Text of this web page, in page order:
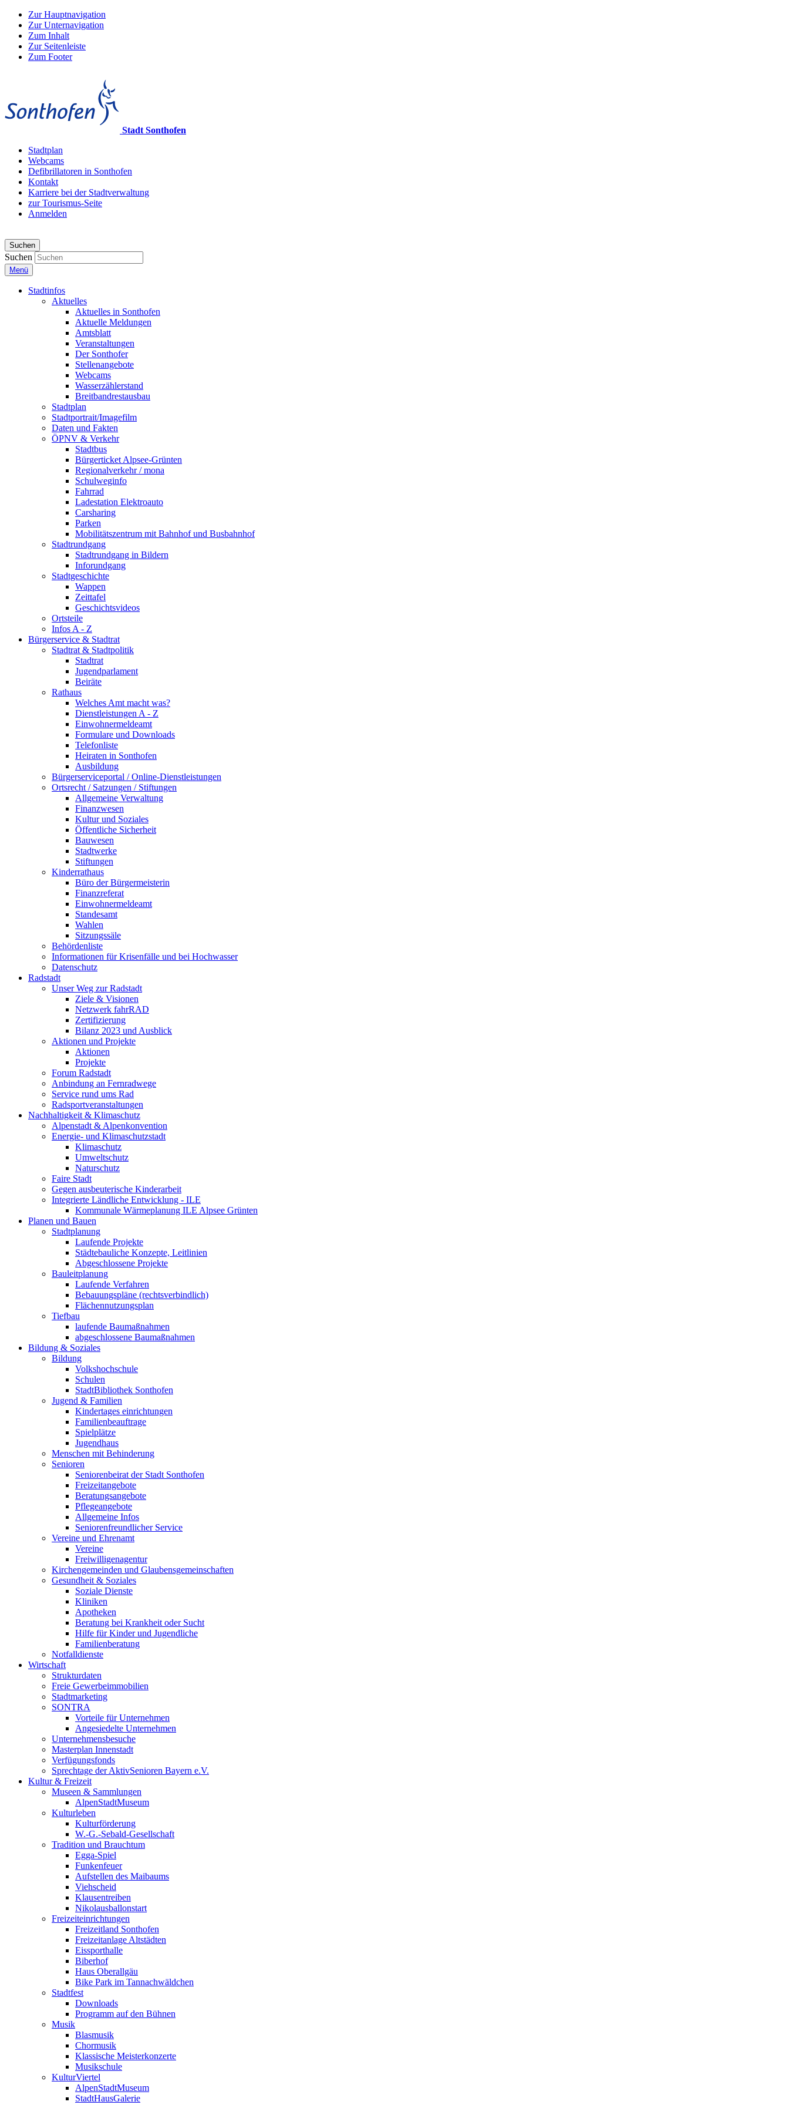
Zur Hauptnavigation
Zur Unternavigation
Zum Inhalt
Zur Seitenleiste
Zum Footer
Stadt Sonthofen
Stadtplan
Webcams
Defibrillatoren in Sonthofen
Kontakt
Karriere bei der Stadtverwaltung
zur Tourismus-Seite
Anmelden
Suchen
Suchen
Menü
Stadtinfos
Aktuelles
Aktuelles in Sonthofen
Aktuelle Meldungen
Amtsblatt
Veranstaltungen
Der Sonthofer
Stellenangebote
Webcams
Wasserzählerstand
Breitbandrestausbau
Stadtplan
Stadtportrait/Imagefilm
Daten und Fakten
ÖPNV & Verkehr
Stadtbus
Bürgerticket Alpsee-Grünten
Regionalverkehr / mona
Schulweginfo
Fahrrad
Ladestation Elektroauto
Carsharing
Parken
Mobilitätszentrum mit Bahnhof und Busbahnhof
Stadtrundgang
Stadtrundgang in Bildern
Inforundgang
Stadtgeschichte
Wappen
Zeittafel
Geschichtsvideos
Ortsteile
Infos A - Z
Bürgerservice & Stadtrat
Stadtrat & Stadtpolitik
Stadtrat
Jugendparlament
Beiräte
Rathaus
Welches Amt macht was?
Dienstleistungen A - Z
Einwohnermeldeamt
Formulare und Downloads
Telefonliste
Heiraten in Sonthofen
Ausbildung
Bürgerserviceportal / Online-Dienstleistungen
Ortsrecht / Satzungen / Stiftungen
Allgemeine Verwaltung
Finanzwesen
Kultur und Soziales
Öffentliche Sicherheit
Bauwesen
Stadtwerke
Stiftungen
Kinderrathaus
Büro der Bürgermeisterin
Finanzreferat
Einwohnermeldeamt
Standesamt
Wahlen
Sitzungssäle
Behördenliste
Informationen für Krisenfälle und bei Hochwasser
Datenschutz
Radstadt
Unser Weg zur Radstadt
Ziele & Visionen
Netzwerk fahrRAD
Zertifizierung
Bilanz 2023 und Ausblick
Aktionen und Projekte
Aktionen
Projekte
Forum Radstadt
Anbindung an Fernradwege
Service rund ums Rad
Radsportveranstaltungen
Nachhaltigkeit & Klimaschutz
Alpenstadt & Alpenkonvention
Energie- und Klimaschutzstadt
Klimaschutz
Umweltschutz
Naturschutz
Faire Stadt
Gegen ausbeuterische Kinderarbeit
Integrierte Ländliche Entwicklung - ILE
Kommunale Wärmeplanung ILE Alpsee Grünten
Planen und Bauen
Stadtplanung
Laufende Projekte
Städtebauliche Konzepte, Leitlinien
Abgeschlossene Projekte
Bauleitplanung
Laufende Verfahren
Bebauungspläne (rechtsverbindlich)
Flächennutzungsplan
Tiefbau
laufende Baumaßnahmen
abgeschlossene Baumaßnahmen
Bildung & Soziales
Bildung
Volkshochschule
Schulen
StadtBibliothek Sonthofen
Jugend & Familien
Kindertages einrichtungen
Familienbeauftrage
Spielplätze
Jugendhaus
Menschen mit Behinderung
Senioren
Seniorenbeirat der Stadt Sonthofen
Freizeitangebote
Beratungsangebote
Pflegeangebote
Allgemeine Infos
Seniorenfreundlicher Service
Vereine und Ehrenamt
Vereine
Freiwilligenagentur
Kirchengemeinden und Glaubensgemeinschaften
Gesundheit & Soziales
Soziale Dienste
Kliniken
Apotheken
Beratung bei Krankheit oder Sucht
Hilfe für Kinder und Jugendliche
Familienberatung
Notfalldienste
Wirtschaft
Strukturdaten
Freie Gewerbeimmobilien
Stadtmarketing
SONTRA
Vorteile für Unternehmen
Angesiedelte Unternehmen
Unternehmensbesuche
Masterplan Innenstadt
Verfügungsfonds
Sprechtage der AktivSenioren Bayern e.V.
Kultur & Freizeit
Museen & Sammlungen
AlpenStadtMuseum
Kulturleben
Kulturförderung
W.-G.-Sebald-Gesellschaft
Tradition und Brauchtum
Egga-Spiel
Funkenfeuer
Aufstellen des Maibaums
Viehscheid
Klausentreiben
Nikolausballonstart
Freizeiteinrichtungen
Freizeitland Sonthofen
Freizeitanlage Altstädten
Eissporthalle
Biberhof
Haus Oberallgäu
Bike Park im Tannachwäldchen
Stadtfest
Downloads
Programm auf den Bühnen
Musik
Blasmusik
Chormusik
Klassische Meisterkonzerte
Musikschule
KulturViertel
AlpenStadtMuseum
StadtHausGalerie